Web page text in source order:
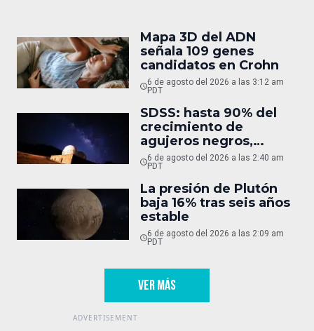
Mapa 3D del ADN
señala 109 genes
candidatos en Crohn
6 de agosto del 2026 a las 3:12 am
PDT
SDSS: hasta 90% del
crecimiento de
agujeros negros,
oculto
6 de agosto del 2026 a las 2:40 am
PDT
La presión de Plutón
baja 16% tras seis años
estable
6 de agosto del 2026 a las 2:09 am
PDT
VER MÁS